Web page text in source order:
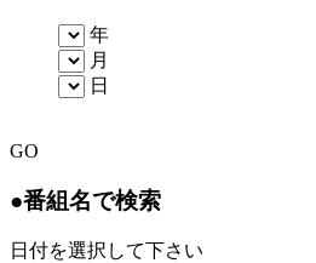
年
月
日
GO
●番組名で検索
日付を選択して下さい